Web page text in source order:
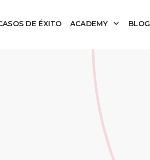
DE ÉXITO ACADEMY BLOG